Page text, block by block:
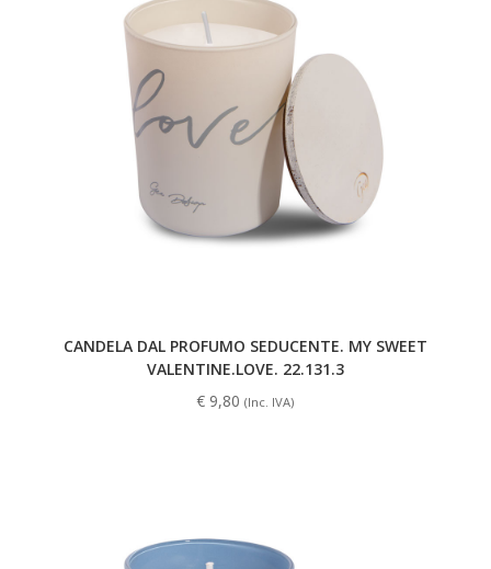
CANDELA DAL PROFUMO SEDUCENTE. MY SWEET
VALENTINE.LOVE. 22.131.3
€ 9,80 (Inc. IVA)